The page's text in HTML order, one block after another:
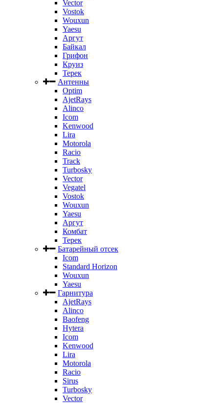
Vector
Vostok
Wouxun
Yaesu
Аргут
Байкал
Грифон
Круиз
Терек
Антенны
Optim
AjetRays
Alinco
Icom
Kenwood
Lira
Motorola
Racio
Track
Turbosky
Vector
Vegatel
Vostok
Wouxun
Yaesu
Аргут
Комбат
Терек
Батарейный отсек
Icom
Standard Horizon
Wouxun
Yaesu
Гарнитура
AjetRays
Alinco
Baofeng
Hytera
Icom
Kenwood
Lira
Motorola
Racio
Sirus
Turbosky
Vector